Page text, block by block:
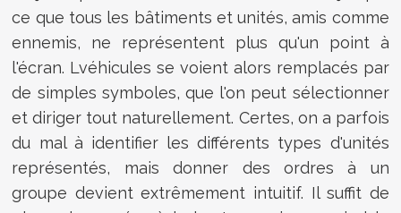
ce que tous les bâtiments et unités, amis comme
ennemis, ne représentent plus qu'un point à
l'écran. Lvéhicules se voient alors remplacés par
de simples symboles, que l'on peut sélectionner
et diriger tout naturellement. Certes, on a parfois
du mal à identifier les différents types d'unités
représentés, mais donner des ordres à un
groupe devient extrêmement intuitif. Il suffit de